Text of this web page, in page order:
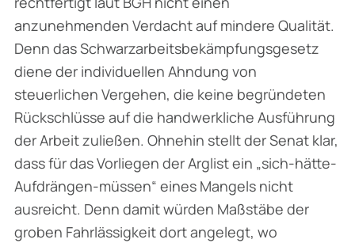
anzunehmenden Verdacht auf mindere Qualität.
Denn das Schwarzarbeitsbekämpfungsgesetz
diene der individuellen Ahndung von
steuerlichen Vergehen, die keine begründeten
Rückschlüsse auf die handwerkliche Ausführung
der Arbeit zuließen. Ohnehin stellt der Senat klar,
dass für das Vorliegen der Arglist ein „sich-hätte-
Aufdrängen-müssen“ eines Mangels nicht
ausreicht. Denn damit würden Maßstäbe der
groben Fahrlässigkeit dort angelegt, wo